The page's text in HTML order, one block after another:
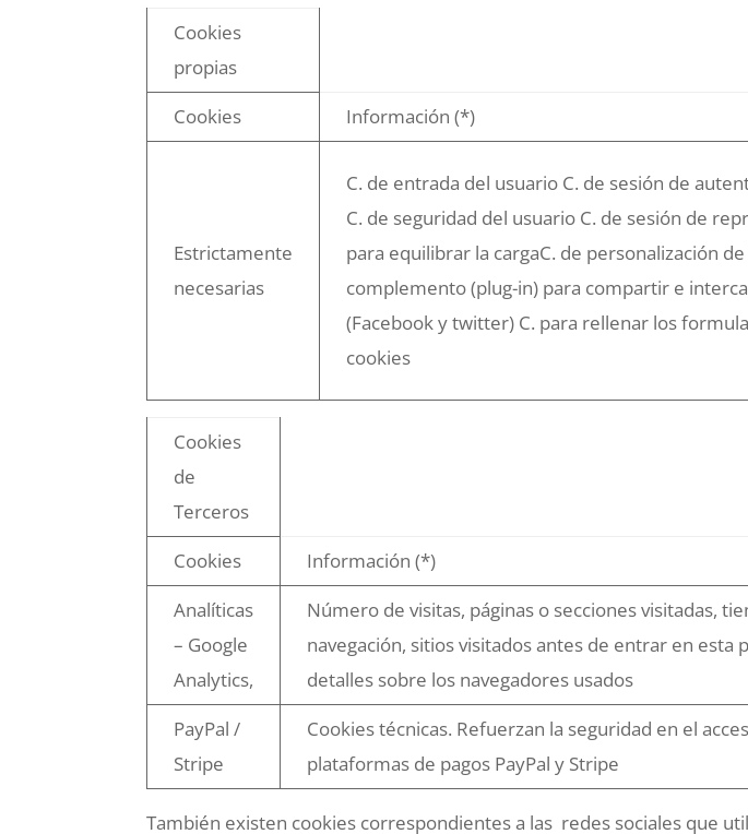
Cookies
propias
Cookies
Información (*)
Estrictamente
necesarias
C. de entrada del usuario C. de sesión de
C. de seguridad del usuario C. de sesión de
para equilibrar la cargaC. de personalización
complemento (plug-in) para compartir e
(Facebook y twitter) C. para rellenar los
cookies
Cookies
de
Terceros
Cookies
Información (*)
Analíticas
– Google
Analytics,
Número de visitas, páginas o secciones visitadas,
navegación, sitios visitados antes de entrar en esta
detalles sobre los navegadores usados
PayPal /
Stripe
Cookies técnicas. Refuerzan la seguridad en el
plataformas de pagos PayPal y Stripe
También existen cookies correspondientes a las redes sociales que